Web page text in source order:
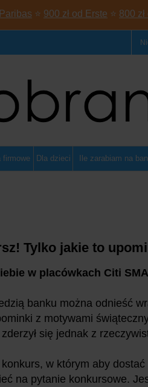
⭐ 900 zł od Erste ⭐ 800
firmowe Dla dzieci Ile zarabiam na
Tylko jakie to
w placówkach Citi
banku można odnieść
z motywami
się jednak z
w którym aby dostać
na pytanie konkursowe.